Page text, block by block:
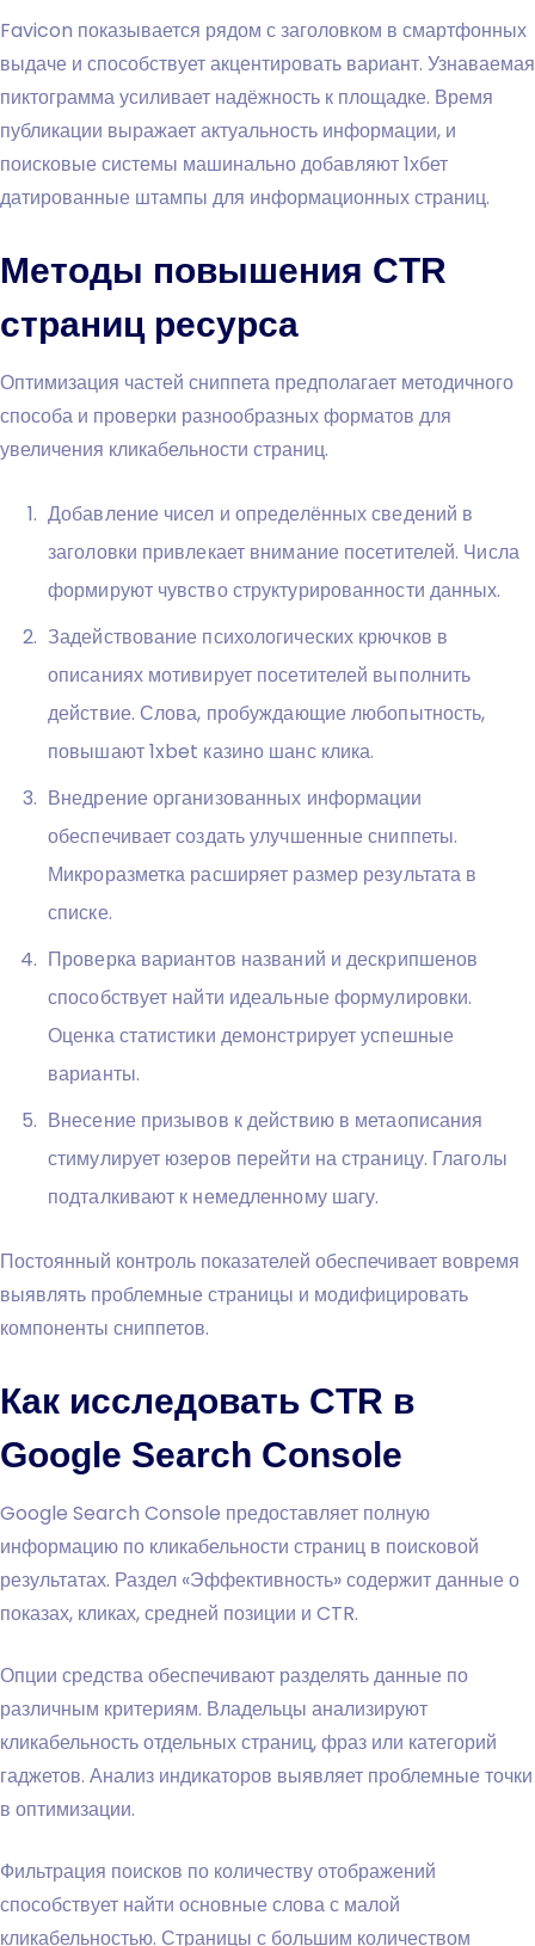
Favicon показывается рядом с заголовком в смартфонных
выдаче и способствует акцентировать вариант. Узнаваемая
пиктограмма усиливает надёжность к площадке. Время
публикации выражает актуальность информации, и
поисковые системы машинально добавляют 1хбет
датированные штампы для информационных страниц.
Методы повышения CTR
страниц ресурса
Оптимизация частей сниппета предполагает методичного
способа и проверки разнообразных форматов для
увеличения кликабельности страниц.
Добавление чисел и определённых сведений в
заголовки привлекает внимание посетителей. Числа
формируют чувство структурированности данных.
Задействование психологических крючков в
описаниях мотивирует посетителей выполнить
действие. Слова, пробуждающие любопытность,
повышают 1xbet казино шанс клика.
Внедрение организованных информации
обеспечивает создать улучшенные сниппеты.
Микроразметка расширяет размер результата в
списке.
Проверка вариантов названий и дескрипшенов
способствует найти идеальные формулировки.
Оценка статистики демонстрирует успешные
варианты.
Внесение призывов к действию в метаописания
стимулирует юзеров перейти на страницу. Глаголы
подталкивают к немедленному шагу.
Постоянный контроль показателей обеспечивает вовремя
выявлять проблемные страницы и модифицировать
компоненты сниппетов.
Как исследовать CTR в
Google Search Console
Google Search Console предоставляет полную
информацию по кликабельности страниц в поисковой
результатах. Раздел «Эффективность» содержит данные о
показах, кликах, средней позиции и CTR.
Опции средства обеспечивают разделять данные по
различным критериям. Владельцы анализируют
кликабельность отдельных страниц, фраз или категорий
гаджетов. Анализ индикаторов выявляет проблемные точки
в оптимизации.
Фильтрация поисков по количеству отображений
способствует найти основные слова с малой
кликабельностью. Страницы с большим количеством